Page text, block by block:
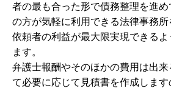
者の最も合った形で債務整理を進め
の方が気軽に利用できる法律事務
依頼者の利益が最大限実現できる
ます。
弁護士報酬やそのほかの費用は出
て必要に応じて見積書を作成します